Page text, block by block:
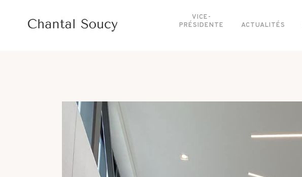
VICE-
PRÉSIDENTE
ACTUALITÉS